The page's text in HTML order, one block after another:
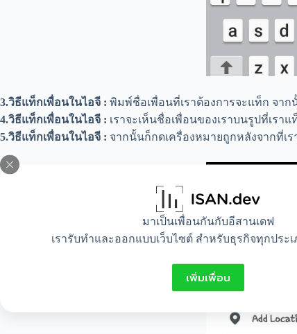
มาเป็นเพื่อนกันกับอีสานเดฟ
เรารับทำและออกแบบเว็บไซต์ สำหรับธุรกิจทุกประ
เพิ่มเพื่อน
3.วิธีแท็กเพื่อนในไอจี : พิมพ์ชื่อเพื่อนที่เราต้องการจะแท็ก จา
4.วิธีแท็กเพื่อนในไอจี : เราจะเห็นชื่อเพื่อนของเราบนรูปที่เรา
5.วิธีแท็กเพื่อนในไอจี : จากนั้นก็กดเครื่องหมายถูกหลังจากที่เร